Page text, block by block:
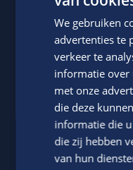
We gebruiken
advertenties te
verkeer te
informatie over
met onze
die deze
informatie die
die zij hebben
van hun